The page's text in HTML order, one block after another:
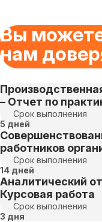
Вы
нам
– Отчет по
Срок выполнения
5 дней
работников
Срок выполнения
14 дней
Аналитический
Курсовая работа
Срок выполнения
3 дня